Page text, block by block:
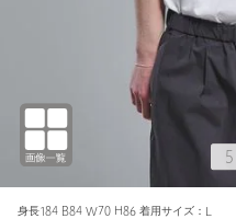
身長184 B84 W70 H86 着用サイズ：L
5